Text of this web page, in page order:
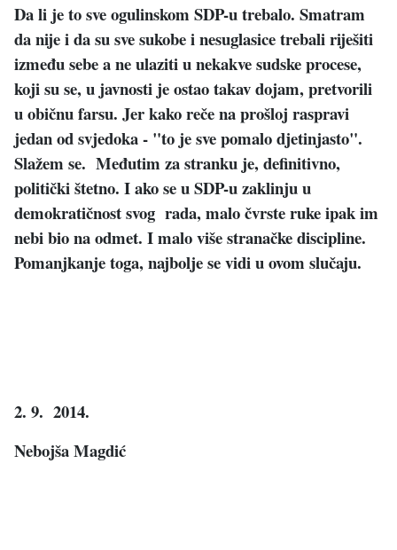
Da li je to sve ogulinskom SDP-u trebalo. Smatram
da nije i da su sve sukobe i nesuglasice trebali riješiti
između sebe a ne ulaziti u nekakve sudske procese,
koji su se, u javnosti je ostao takav dojam, pretvorili
u običnu farsu. Jer kako reče na prošloj raspravi
jedan od svjedoka - "to je sve pomalo djetinjasto".
Slažem se. Međutim za stranku je, definitivno,
politički štetno. I ako se u SDP-u zaklinju u
demokratičnost svog rada, malo čvrste ruke ipak im
nebi bio na odmet. I malo više stranačke discipline.
Pomanjkanje toga, najbolje se vidi u ovom slučaju.
2. 9. 2014.
Nebojša Magdić